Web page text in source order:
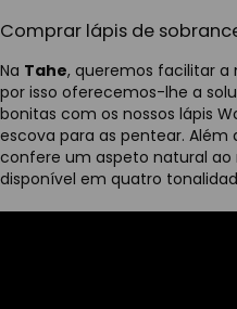
Comprar lápis de
Na Tahe, queremos facilitar a
por isso oferecemos-lhe a
bonitas com os nossos lápis
escova para as pentear.
confere um aspeto natural ao
disponível em quatro